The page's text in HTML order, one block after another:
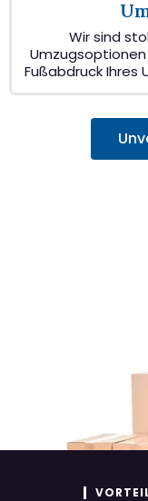
Wir sind
Fußabdruck Ihres